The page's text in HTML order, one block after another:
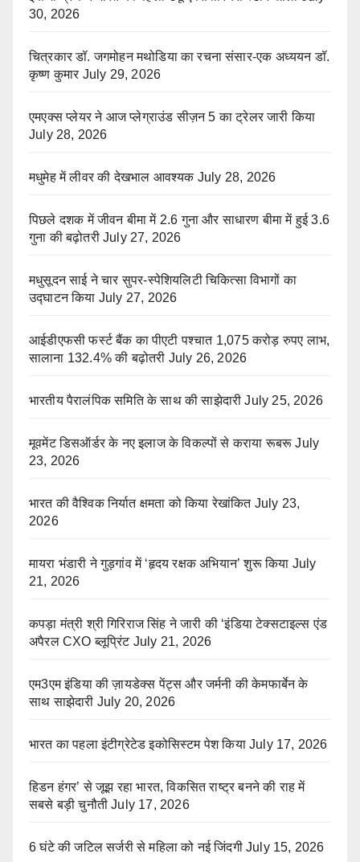
30, 2026
चित्रकार डॉ. जगमोहन मथोडिया का रचना संसार-एक अध्ययन डॉ.
कृष्ण कुमार July 29, 2026
एमएक्स प्लेयर ने आज प्लेग्राउंड सीज़न 5 का ट्रेलर जारी किया
July 28, 2026
मधुमेह में लीवर की देखभाल आवश्यक July 28, 2026
पिछले दशक में जीवन बीमा में 2.6 गुना और साधारण बीमा में हुई 3.6
गुना की बढ़ोतरी July 27, 2026
मधुसूदन साई ने चार सुपर-स्पेशियलिटी चिकित्सा विभागों का
उद्घाटन किया July 27, 2026
आईडीएफसी फर्स्ट बैंक का पीएटी पश्चात 1,075 करोड़ रुपए लाभ,
सालाना 132.4% की बढ़ोतरी July 26, 2026
भारतीय पैरालंपिक समिति के साथ की साझेदारी July 25, 2026
मूवमेंट डिसऑर्डर के नए इलाज के विकल्पों से कराया रूबरू July
23, 2026
भारत की वैश्विक निर्यात क्षमता को किया रेखांकित July 23,
2026
मायरा भंडारी ने गुड़गांव में ‘हृदय रक्षक अभियान’ शुरू किया July
21, 2026
कपड़ा मंत्री श्री गिरिराज सिंह ने जारी की ‘इंडिया टेक्सटाइल्स एंड
अपैरल CXO ब्लूप्रिंट July 21, 2026
एम3एम इंडिया की ज़ायडेक्स पेंट्स और जर्मनी की केमफार्बेन के
साथ साझेदारी July 20, 2026
भारत का पहला इंटीग्रेटेड इकोसिस्टम पेश किया July 17, 2026
हिडन हंगर’ से जूझ रहा भारत, विकसित राष्ट्र बनने की राह में
सबसे बड़ी चुनौती July 17, 2026
6 घंटे की जटिल सर्जरी से महिला को नई जिंदगी July 15, 2026